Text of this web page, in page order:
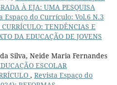
À EJA: UMA PESQUISA
Espaço do Currículo: Vol.6 N.3
TENDÊNCIAS E
DA EDUCAÇÃO DE JOVENS
Silva, Neide Maria Fernandes
ESCOLAR
, Revista Espaço do